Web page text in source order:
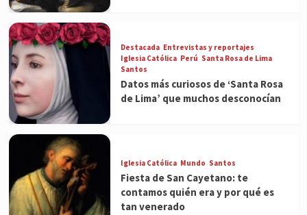
Destacada Entrevistas y reportajes
Iglesia Católica Perú Santa Rosa de Lima
Santos
Datos más curiosos de ‘Santa Rosa
de Lima’ que muchos desconocían
Iglesia Católica Mundo Santos
Fiesta de San Cayetano: te
contamos quién era y por qué es
tan venerado